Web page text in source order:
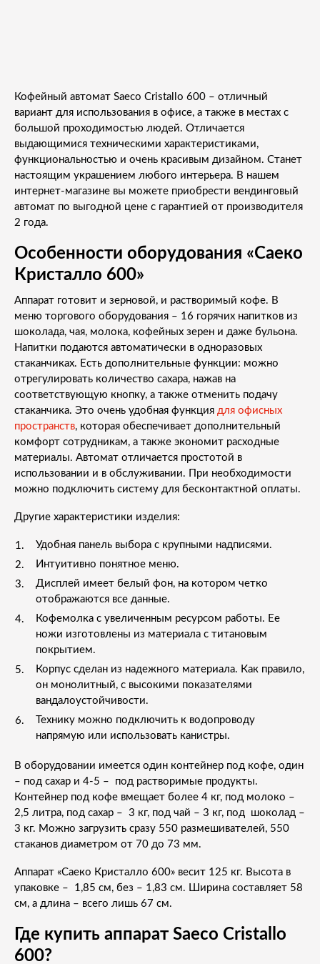
Кофейный автомат Saeco Cristallo 600 – отличный
вариант для использования в офисе, а также в местах с
большой проходимостью людей. Отличается
выдающимися техническими характеристиками,
функциональностью и очень красивым дизайном. Станет
настоящим украшением любого интерьера. В нашем
интернет-магазине вы можете приобрести вендинговый
автомат по выгодной цене с гарантией от производителя
2 года.
Особенности оборудования «Саеко
Кристалло 600»
Аппарат готовит и зерновой, и растворимый кофе. В
меню торгового оборудования – 16 горячих напитков из
шоколада, чая, молока, кофейных зерен и даже бульона.
Напитки подаются автоматически в одноразовых
стаканчиках. Есть дополнительные функции: можно
отрегулировать количество сахара, нажав на
соответствующую кнопку, а также отменить подачу
стаканчика. Это очень удобная функция для офисных
пространств, которая обеспечивает дополнительный
комфорт сотрудникам, а также экономит расходные
материалы. Автомат отличается простотой в
использовании и в обслуживании. При необходимости
можно подключить систему для бесконтактной оплаты.
Другие характеристики изделия:
Удобная панель выбора с крупными надписями.
Интуитивно понятное меню.
Дисплей имеет белый фон, на котором четко
отображаются все данные.
Кофемолка с увеличенным ресурсом работы. Ее
ножи изготовлены из материала с титановым
покрытием.
Корпус сделан из надежного материала. Как правило,
он монолитный, с высокими показателями
вандалоустойчивости.
Технику можно подключить к водопроводу
напрямую или использовать канистры.
В оборудовании имеется один контейнер под кофе, один
– под сахар и 4-5 – под растворимые продукты.
Контейнер под кофе вмещает более 4 кг, под молоко –
2,5 литра, под сахар – 3 кг, под чай – 3 кг, под шоколад –
3 кг. Можно загрузить сразу 550 размешивателей, 550
стаканов диаметром от 70 до 73 мм.
Аппарат «Саеко Кристалло 600» весит 125 кг. Высота в
упаковке – 1,85 см, без – 1,83 см. Ширина составляет 58
см, а длина – всего лишь 67 см.
Где купить аппарат Saeco Cristallo
600?